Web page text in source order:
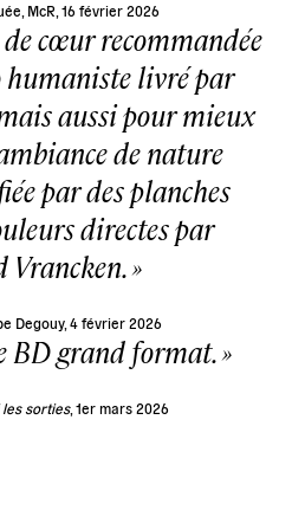
McR, 16 février 2026
cœur recommandée
humaniste livré par
aussi pour mieux
de nature
par des planches
directes par
Vrancken.
Degouy, 4 février 2026
BD grand format.
sorties, 1er mars 2026